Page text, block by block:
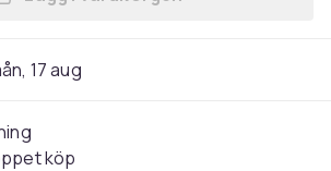
Lägg till NuPhy Air75 V3
17 aug
köp